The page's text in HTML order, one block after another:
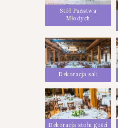
Stół Państwa
Młodych
Dekoracja sali
Dekoracja stołu gości